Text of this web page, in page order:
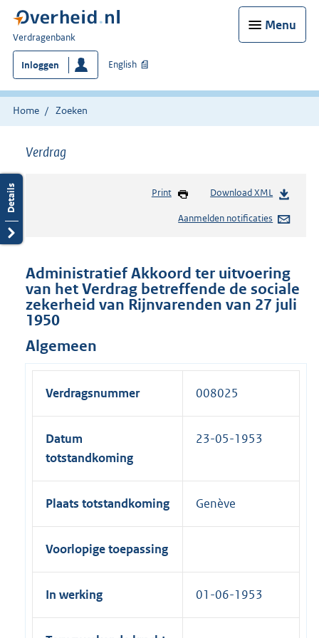
Menu
U
bent
hier:
Verdragenbank
Inloggen English
Home Zoeken
Verdrag
Print Download XML
Aanmelden notificaties
Administratief Akkoord ter uitvoering
van het Verdrag betreffende de sociale
zekerheid van Rijnvarenden van 27 juli
1950
Algemeen
Verdragsnummer 008025
Datum
totstandkoming
23-05-1953
Plaats totstandkoming Genève
Voorlopige toepassing
In werking 01-06-1953